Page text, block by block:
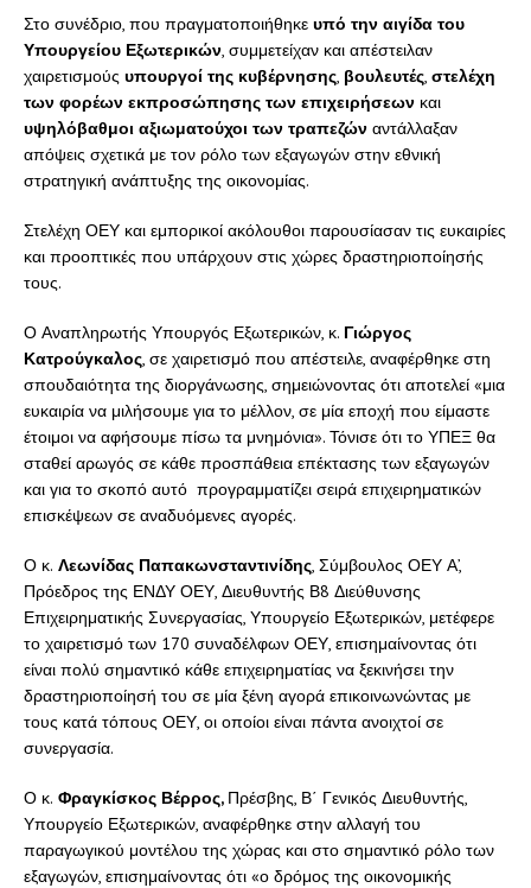
Στο συνέδριο, που πραγματοποιήθηκε υπό την αιγίδα του
Υπουργείου Εξωτερικών, συμμετείχαν και απέστειλαν
χαιρετισμούς υπουργοί της κυβέρνησης, βουλευτές, στελέχη
των φορέων εκπροσώπησης των επιχειρήσεων και
υψηλόβαθμοι αξιωματούχοι των τραπεζών αντάλλαξαν
απόψεις σχετικά με τον ρόλο των εξαγωγών στην εθνική
στρατηγική ανάπτυξης της οικονομίας.
Στελέχη ΟΕΥ και εμπορικοί ακόλουθοι παρουσίασαν τις ευκαιρίες
και προοπτικές που υπάρχουν στις χώρες δραστηριοποίησής
τους.
Ο Αναπληρωτής Υπουργός Εξωτερικών, κ. Γιώργος
Κατρούγκαλος, σε χαιρετισμό που απέστειλε, αναφέρθηκε στη
σπουδαιότητα της διοργάνωσης, σημειώνοντας ότι αποτελεί «μια
ευκαιρία να μιλήσουμε για το μέλλον, σε μία εποχή που είμαστε
έτοιμοι να αφήσουμε πίσω τα μνημόνια». Τόνισε ότι το ΥΠΕΞ θα
σταθεί αρωγός σε κάθε προσπάθεια επέκτασης των εξαγωγών
και για το σκοπό αυτό προγραμματίζει σειρά επιχειρηματικών
επισκέψεων σε αναδυόμενες αγορές.
Ο κ. Λεωνίδας Παπακωνσταντινίδης, Σύμβουλος ΟΕΥ Α’,
Πρόεδρος της ΕΝΔΥ ΟΕΥ, Διευθυντής Β8 Διεύθυνσης
Επιχειρηματικής Συνεργασίας, Υπουργείο Εξωτερικών, μετέφερε
το χαιρετισμό των 170 συναδέλφων ΟΕΥ, επισημαίνοντας ότι
είναι πολύ σημαντικό κάθε επιχειρηματίας να ξεκινήσει την
δραστηριοποίησή του σε μία ξένη αγορά επικοινωνώντας με
τους κατά τόπους ΟΕΥ, οι οποίοι είναι πάντα ανοιχτοί σε
συνεργασία.
Ο κ. Φραγκίσκος Βέρρος, Πρέσβης, Β΄ Γενικός Διευθυντής,
Υπουργείο Εξωτερικών, αναφέρθηκε στην αλλαγή του
παραγωγικού μοντέλου της χώρας και στο σημαντικό ρόλο των
εξαγωγών, επισημαίνοντας ότι «ο δρόμος της οικονομικής